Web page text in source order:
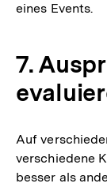
eines Events.
7.
Auf
verschiedene
besser als